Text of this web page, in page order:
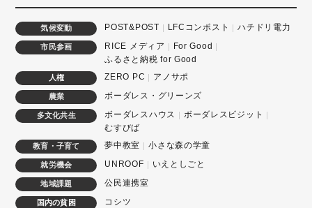
気候変動 POST&POST LFCコンポスト ハチドリ電力
市民参画 RICE メディア
For Good
ふるさと納税 for Good
人権 ZERO PC アノサポ
農業 ボーダレス・グリーンズ
多文化共生 ボーダレスハウス
ボーダレスビジット
むすびば
教育・子育て 夢中教室 小さな森の学童
就労機会 UNROOF いえとしごと
地域課題 公民連携室
国内の貧困 コシツ